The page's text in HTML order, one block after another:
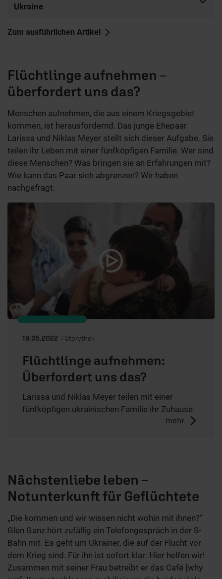
Ukraine
Zum ausführlichen Artikel
Flüchtlinge aufnehmen –
überfordert uns das?
Menschen aufnehmen, die aus einem Kriegsgebiet
kommen, ist herausfordernd. Das junge Ehepaar
Larissa und Niklas Meyer stellt sich dieser Aufgabe. Sie
teilen ihr Leben mit einer fünfköpfigen Familie. Wer sind
diese Menschen? Was bringen sie an Erfahrungen mit?
Wie kann das Paar sich abgrenzen? Wir haben
nachgefragt.
19.05.2022 / Storythek
Flüchtlinge aufnehmen:
Überfordert uns das?
Larissa und Niklas Meyer teilen mit einer
fünfköpfigen ukrainischen Familie ihr Zuhause.
mehr
Nächstenliebe leben –
Notunterkunft für Geflüchtete
„Die kommen und wir wissen nicht wohin mit ihnen?“
Glen Ganz hört zufällig ein Telefongespräch in der S-
Bahn mit. Es geht um Ukrainer, die auf der Flucht vor
dem Krieg sind. Für ihn ist sofort klar: Hier helfen wir!
Zusammen mit seiner Frau betreibt er das Café [why